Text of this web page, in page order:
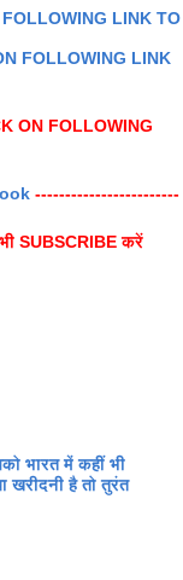
FOLLOWING LINK TO
ON FOLLOWING
------------------------
SUBSCRIBE करें
भारत में कहीं भी
खरीदनी है तो तुरंत